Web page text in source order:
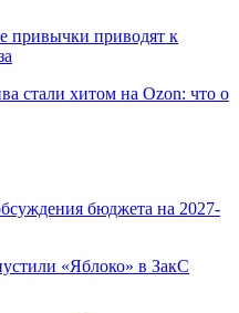
привычки приводят к
стали хитом на Ozon: что о
бюджета на 2027-
«Яблоко» в ЗакС